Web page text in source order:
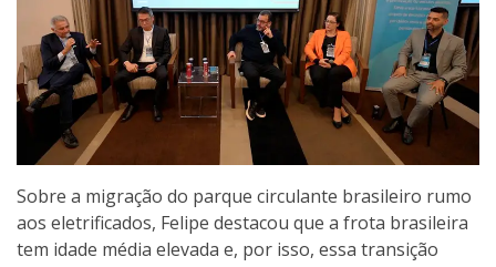
Sobre a migração do parque circulante brasileiro rumo
aos eletrificados, Felipe destacou que a frota brasileira
tem idade média elevada e, por isso, essa transição